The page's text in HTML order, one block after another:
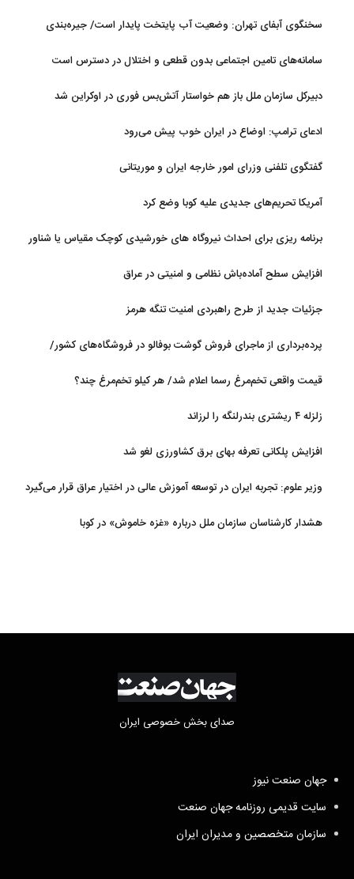
منطقه چقدر سرمایه نیاز دارد؟ + جدول مردادماه ۱۴۰۵
سخنگوی آبفای تهران: وضعیت آب پایتخت پایدار است/ جیره‌بندی
سامانه‌های تامین اجتماعی بدون قطعی و اختلال در دسترس است
دبیرکل سازمان ملل باز هم خواستار آتش‌بس فوری در اوکراین شد
ادعای ترامپ: اوضاع در ایران خوب پیش می‌رود
گفتگوی تلفنی وزرای امور خارجه ایران و موریتانی
آمریکا تحریم‌های جدیدی علیه کوبا وضع کرد
برنامه ریزی برای احداث نیروگاه های خورشیدی کوچک مقیاس یا شناور
روی آب در مازندران
افزایش سطح آماده‌باش نظامی و امنیتی در عراق
جزئیات جدید از طرح راهبردی امنیت تنگه هرمز
پرده‌برداری از ماجرای فروش گوشت بوفالو در فروشگاه‌های کشور/
گوشت بوفالو از کجا وارد می‌شود؟/ هر کیلو بوفالو با چه قیمتی به فروش
قیمت واقعی تخم‌مرغ رسما اعلام شد/ هر کیلو تخم‌مرغ چند؟
زلزله ۴ ریشتری بندرلنگه را لرزاند
افزایش پلکانی تعرفه بهای برق کشاورزی لغو شد
وزیر علوم: تجربه ایران در توسعه آموزش عالی در اختیار عراق قرار می‌گیرد
هشدار کارشناسان سازمان ملل درباره «غزه‌ خاموش» در کوبا
صدای بخش خصوصی ایران
جهان صنعت نیوز
سایت قدیمی روزنامه جهان صنعت
سازمان متخصصین و مدیران ایران